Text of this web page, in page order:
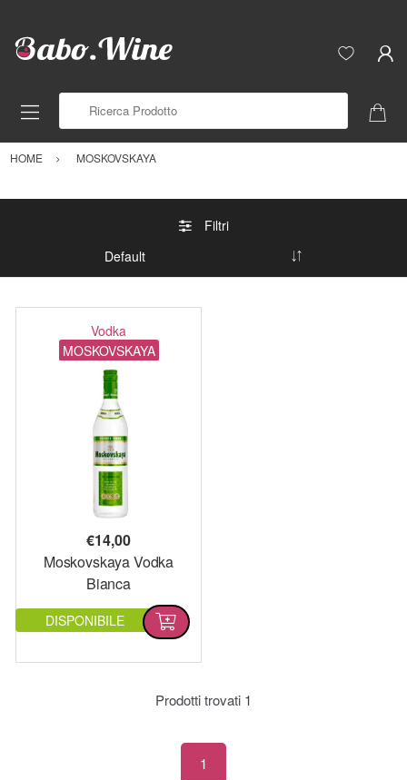
HOME MOSKOVSKAYA
Filtri
Vodka
MOSKOVSKAYA
€14,00
Moskovskaya Vodka
Bianca
DISPONIBILE
Prodotti trovati 1
1